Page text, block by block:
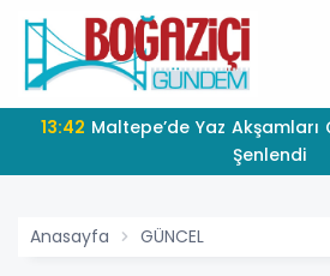
13:42
Şenlendi
Anasayfa GÜNCEL